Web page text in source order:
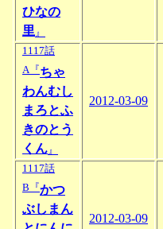
ひなの
里 』
1117話
A『ちゃ
わんむし
まろとふ
きのとう
くん 』
2012-03-09
1117話
B『かつ
ぶしまん
2012-03-09